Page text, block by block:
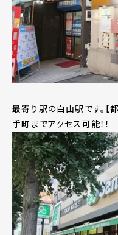
最寄り駅の白山駅です。
手町までアクセス可能！！